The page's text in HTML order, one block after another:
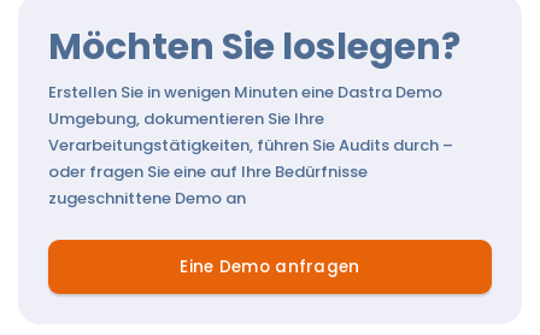
Möchten Sie loslegen?
Erstellen Sie in wenigen Minuten eine Dastra Demo
Umgebung, dokumentieren Sie Ihre
Verarbeitungstätigkeiten, führen Sie Audits durch –
oder fragen Sie eine auf Ihre Bedürfnisse
zugeschnittene Demo an
Eine Demo anfragen